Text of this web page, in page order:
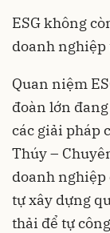
ESG không
doanh
Quan niệm
đoàn lớn
các giải pháp
Thúy –
doanh
tự xây dựng
thải để tự